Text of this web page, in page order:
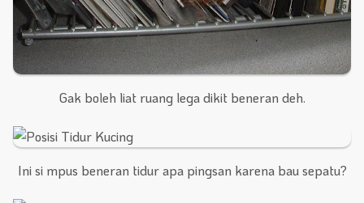
Gak boleh liat ruang lega dikit beneran deh.
Ini si mpus beneran tidur apa pingsan karena bau sepatu?